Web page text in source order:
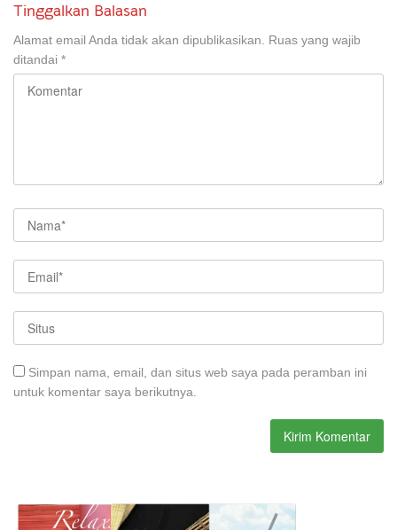
Tinggalkan Balasan
Alamat email Anda tidak akan dipublikasikan. Ruas yang wajib
ditandai *
Simpan nama, email, dan situs web saya pada peramban ini
untuk komentar saya berikutnya.